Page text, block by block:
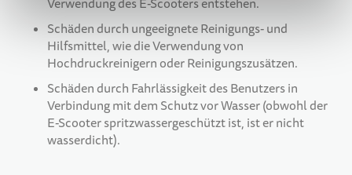
Verwendung des E-Scooters entstehen.
Schäden durch ungeeignete Reinigungs- und
Hilfsmittel, wie die Verwendung von
Hochdruckreinigern oder Reinigungszusätzen.
Schäden durch Fahrlässigkeit des Benutzers in
Verbindung mit dem Schutz vor Wasser (obwohl der
E-Scooter spritzwassergeschützt ist, ist er nicht
wasserdicht).